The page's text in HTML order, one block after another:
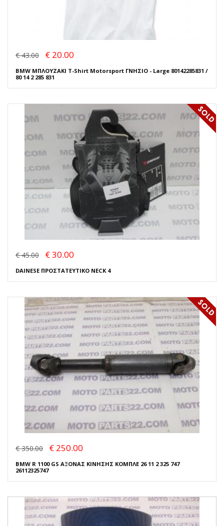
€ 43.00 € 20.00
BMW ΜΠΛΟΥΖΑΚΙ T-Shirt Motorsport ΓΝΗΣΙΟ - Large 80142285831 /
80 14 2 285 831
€ 45.00 € 30.00
DAINESE ΠΡΟΣΤΑΤΕΥΤΙΚΟ NECK 4
€ 350.00 € 250.00
BMW R 1100 GS ΑΞΟΝΑΣ ΚΙΝΗΣΗΣ ΚΟΜΠΛΕ 26 11 2 325 747
26112325747